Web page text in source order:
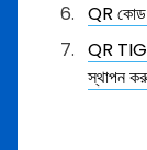
QR কোড
QR
স্থাপন